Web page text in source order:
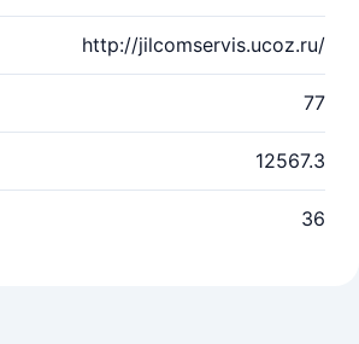
http://jilcomservis.ucoz.ru/
77
12567.3
36